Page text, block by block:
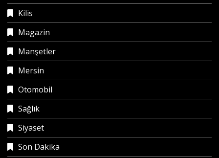
Kilis
Magazin
Manşetler
Mersin
Otomobil
Sağlık
Siyaset
Son Dakika